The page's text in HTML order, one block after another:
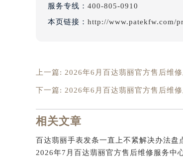
辽宁省丹东市振兴区七
辽宁省葫芦岛市连山区中
辽宁省辽阳市白塔区新
辽宁省盘锦市兴隆台区
辽宁省营口市站前区市
辽宁省沈阳市沈河区中
服务专线： 400-805-0910
本页链接： http://www.patekfw.com/
上一篇: 2026年6月百达翡丽官方售后维
下一篇: 2026年6月百达翡丽官方售后维
相关文章
百达翡丽手表发条一直上不紧解决办法盘